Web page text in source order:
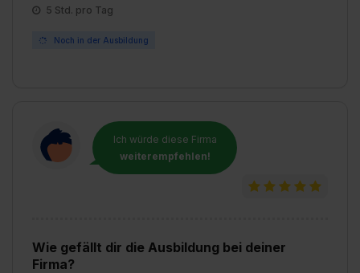
5 Std. pro Tag
Noch in der Ausbildung
Ich würde diese Firma
weiterempfehlen!
Wie gefällt dir die Ausbildung bei deiner
Firma?